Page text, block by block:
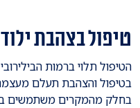
טיפול בצהבת
הטיפול תלוי ברמות
בטיפול והצהבת תעלם
בחלק מהמקרים משתמשים